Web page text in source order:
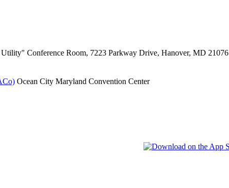
Conference Room, 7223 Parkway Drive, Hanover, MD 21076
Ocean City Maryland Convention Center